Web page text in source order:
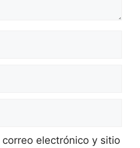
electrónico y sitio